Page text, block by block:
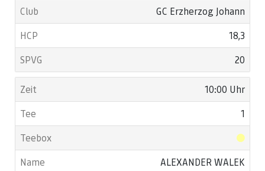
GC Erzherzog Johann
18,3
20
10:00 Uhr
1
ALEXANDER WALEK